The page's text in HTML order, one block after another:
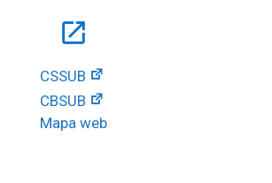
open_in_new
CSSUB
CBSUB
Mapa web